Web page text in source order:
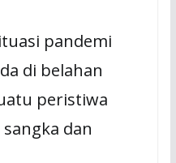
pandemi
di belahan
peristiwa
dan